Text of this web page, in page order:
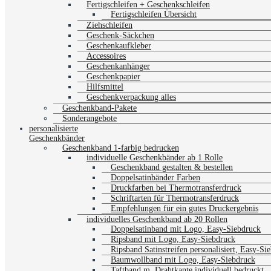
Fertigschleifen + Geschenkschleifen
Fertigschleifen Übersicht
Ziehschleifen
Geschenk-Säckchen
Geschenkaufkleber
Accessoires
Geschenkanhänger
Geschenkpapier
Hilfsmittel
Geschenkverpackung alles
Geschenkband-Pakete
Sonderangebote
personalisierte
Geschenkbänder
Geschenkband 1-farbig bedrucken
individuelle Geschenkbänder ab 1 Rolle
Geschenkband gestalten & bestellen
Doppelsatinbänder Farben
Druckfarben bei Thermotransferdruck
Schriftarten für Thermotransferdruck
Empfehlungen für ein gutes Druckergebnis
individuelles Geschenkband ab 20 Rollen
Doppelsatinband mit Logo, Easy-Siebdruck
Ripsband mit Logo, Easy-Siebdruck
Ripsband Satinstreifen personalisiert, Easy-
Baumwollband mit Logo, Easy-Siebdruck